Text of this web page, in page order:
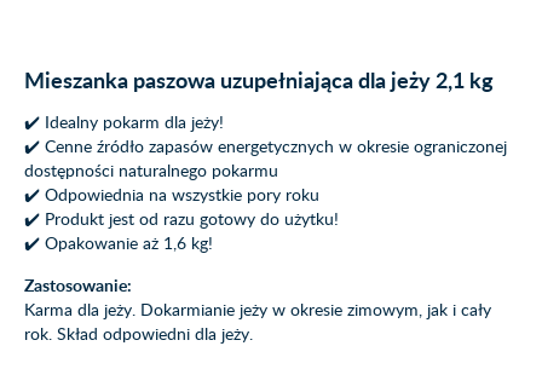
Mieszanka paszowa uzupełniająca dla jeży 2,1 kg
✔️ Idealny pokarm dla jeży!
✔️ Cenne źródło zapasów energetycznych w okresie ograniczonej
dostępności naturalnego pokarmu
✔️ Odpowiednia na wszystkie pory roku
✔️ Produkt jest od razu gotowy do użytku!
✔️ Opakowanie aż 1,6 kg!
Zastosowanie:
Karma dla jeży. Dokarmianie jeży w okresie zimowym, jak i cały
rok. Skład odpowiedni dla jeży.